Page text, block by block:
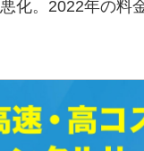
化。2022年の料